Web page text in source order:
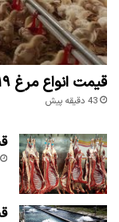
قیمت انواع مرغ ۱۹ مرداد ۱۴۰۵
43 دقیقه پیش